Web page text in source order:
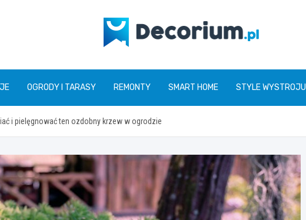
decorium.pl
OGRODY I TARASY REMONTY SMART HOME STYLE WYSTROJU
i pielęgnować ten ozdobny krzew w ogrodzie